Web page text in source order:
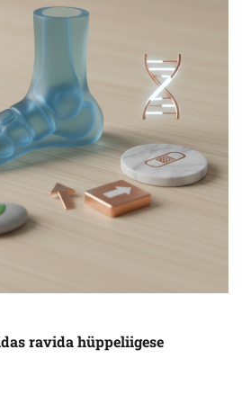
ravida hüppeliigese